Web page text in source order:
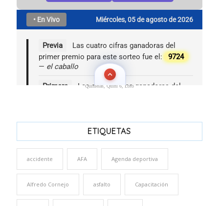
Quinielas, Quini 6, Loto
ETIQUETAS
accidente AFA Agenda deportiva
Alfredo Cornejo asfalto Capacitación